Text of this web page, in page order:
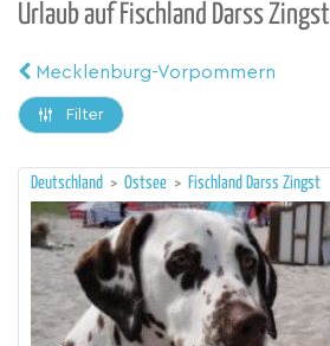
Urlaub auf Fischland Darss Zingst
Mecklenburg-Vorpommern
Filter
Deutschland > Ostsee > Fischland Darss Zingst